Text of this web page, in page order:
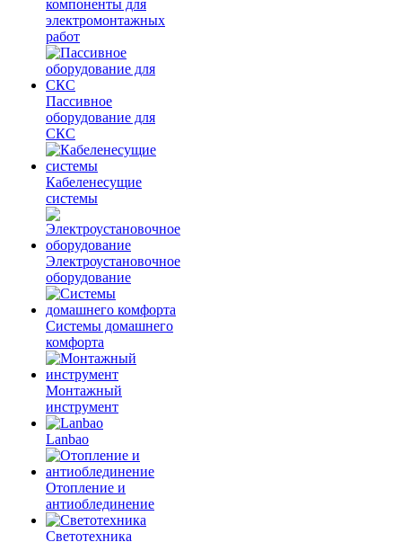
компоненты для
электромонтажных
работ
Пассивное
оборудование для
СКС
Кабеленесущие
системы
Электроустановочное
оборудование
Системы домашнего
комфорта
Монтажный
инструмент
Lanbao
Отопление и
антиоблединение
Светотехника